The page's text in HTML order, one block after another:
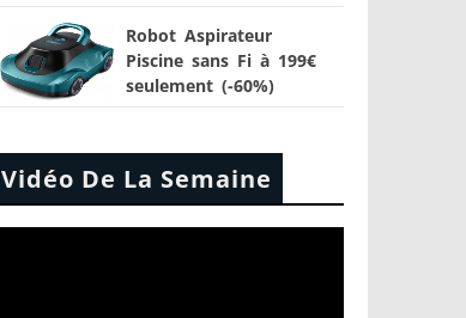
Robot Aspirateur
Piscine sans Fi à 199€
seulement (-60%)
Vidéo De La Semaine